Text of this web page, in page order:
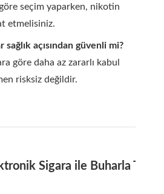
seçim yaparken, nikotin
etmelisiniz.
açısından güvenli mi?
göre daha az zararlı kabul
risksiz değildir.
Sigara ile Buharla